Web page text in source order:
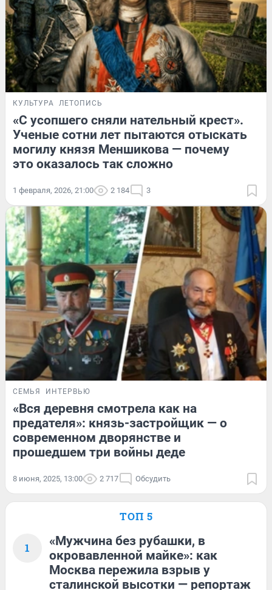
КУЛЬТУРА ЛЕТОПИСЬ
«С усопшего сняли нательный крест».
Ученые сотни лет пытаются отыскать
могилу князя Меншикова — почему
это оказалось так сложно
1 февраля, 2026, 21:00 2 184 3
СЕМЬЯ ИНТЕРВЬЮ
«Вся деревня смотрела как на
предателя»: князь-застройщик — о
современном дворянстве и
прошедшем три войны деде
8 июня, 2025, 13:00 2 717 Обсудить
ТОП 5
1
«Мужчина без рубашки, в
окровавленной майке»: как
Москва пережила взрыв у
сталинской высотки — репортаж